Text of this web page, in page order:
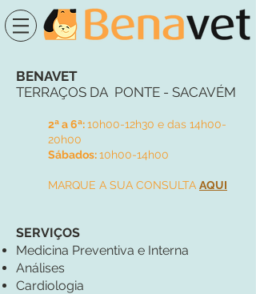
BENAVET
TERRAÇOS DA PONTE - SACAVÉM
2ª a 6ª:10h00-12h30 e das 14h00-
20h00
Sábados:10h00-14h00
MARQUE A SUA CONSULTA AQUI
SERVIÇOS
Medicina Preventiva e Interna
Análises
Cardiologia